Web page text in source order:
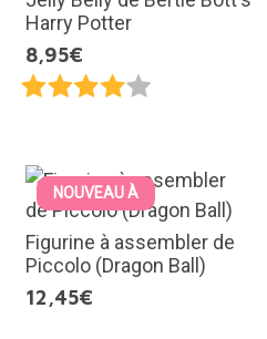
Harry Potter
8,95€
NOUVEAU À
Figurine à assembler de
Piccolo (Dragon Ball)
12,45€